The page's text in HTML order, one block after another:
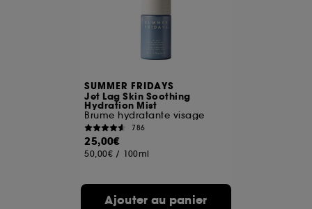
SUMMER FRIDAYS
Jet Lag Skin Soothing
Hydration Mist
Brume hydratante visage
786
25,00€
50,00€ / 100ml
Ajouter au panier